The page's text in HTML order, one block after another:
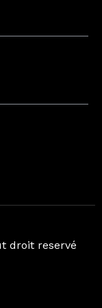
droit reservé